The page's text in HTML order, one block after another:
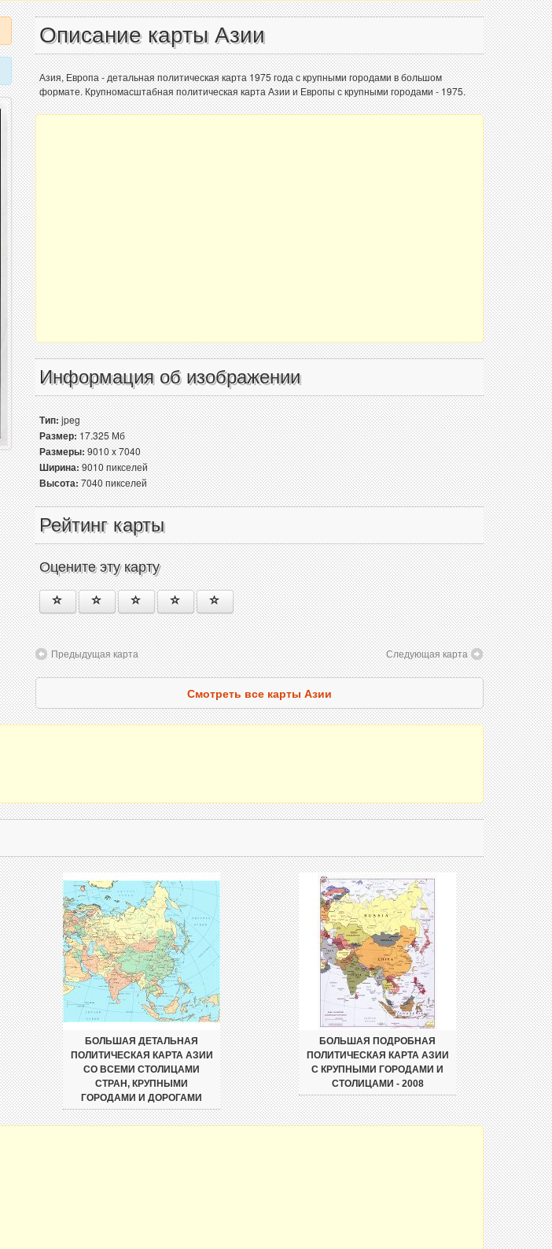
Описание карты Азии
Азия, Европа - детальная политическая карта 1975 года с крупными городами в большом
формате. Крупномасштабная политическая карта Азии и Европы с крупными городами - 1975.
Информация об изображении
Тип:jpeg
Размер:17.325 Мб
Размеры:9010 x 7040
Ширина:9010 пикселей
Высота:7040 пикселей
Рейтинг карты
Оцените эту карту
Предыдущая карта Следующая карта
Смотреть все карты Азии
БОЛЬШАЯ ДЕТАЛЬНАЯ
ПОЛИТИЧЕСКАЯ КАРТА АЗИИ
СО ВСЕМИ СТОЛИЦАМИ
СТРАН, КРУПНЫМИ
ГОРОДАМИ И ДОРОГАМИ
БОЛЬШАЯ ПОДРОБНАЯ
ПОЛИТИЧЕСКАЯ КАРТА АЗИИ
С КРУПНЫМИ ГОРОДАМИ И
СТОЛИЦАМИ - 2008